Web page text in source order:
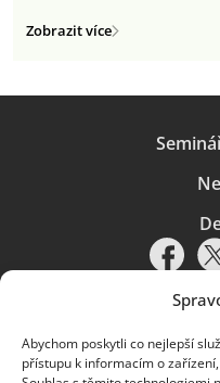
Abychom poskytli co nejlepší
přístupu k informacím o
Zobrazit více
Pravidla používání|Ochrana
Deloitte.cz